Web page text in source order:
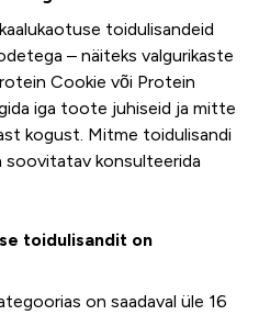
toidulisandeid
– näiteks valgurikaste
Cookie või Protein
iga toote juhiseid ja mitte
kogust. Mitme toidulisandi
soovitatav konsulteerida
toidulisandit on
on saadaval üle 16